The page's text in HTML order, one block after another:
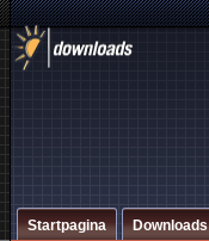
Startpagina Downloads